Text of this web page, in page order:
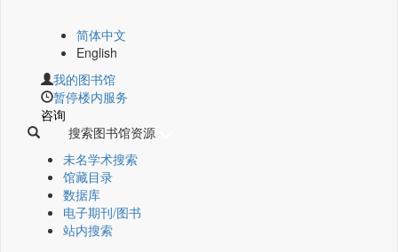
简体中文
English
我的图书馆
暂停楼内服务
咨询
搜索图书馆资源
未名学术搜索
馆藏目录
数据库
电子期刊/图书
站内搜索